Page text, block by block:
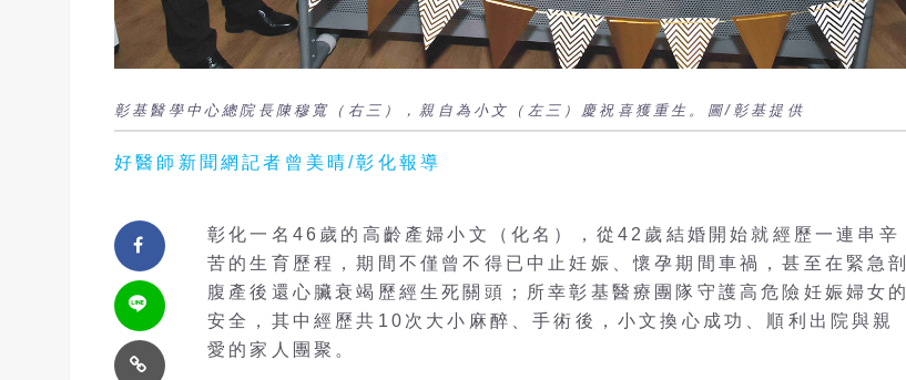
彰基醫學中心總院長陳穆寬（右三），親自為小文（左三）慶祝喜獲重生。圖/彰基提供
好醫師新聞網記者曾美晴/彰化報導
彰化一名46歲的高齡產婦小文（化名），從42歲結婚開始就經歷一連串辛
苦的生育歷程，期間不僅曾不得已中止妊娠、懷孕期間車禍，甚至在緊急剖
腹產後還心臟衰竭歷經生死關頭；所幸彰基醫療團隊守護高危險妊娠婦女的
安全，其中經歷共10次大小麻醉、手術後，小文換心成功、順利出院與親
愛的家人團聚。